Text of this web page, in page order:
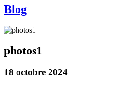
Blog
photos1
18 octobre 2024